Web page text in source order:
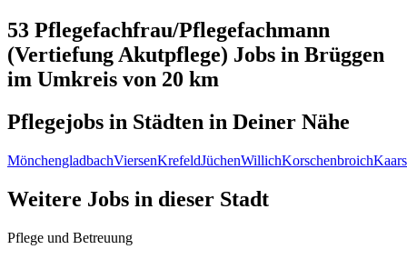
53 Pflegefachfrau/Pflegefachmann
(Vertiefung Akutpflege) Jobs in Brüggen
im Umkreis von 20 km
Pflegejobs in Städten in Deiner Nähe
MönchengladbachViersenKrefeldJüchenWillichKorschenbroich
Weitere Jobs in dieser Stadt
Pflege und Betreuung